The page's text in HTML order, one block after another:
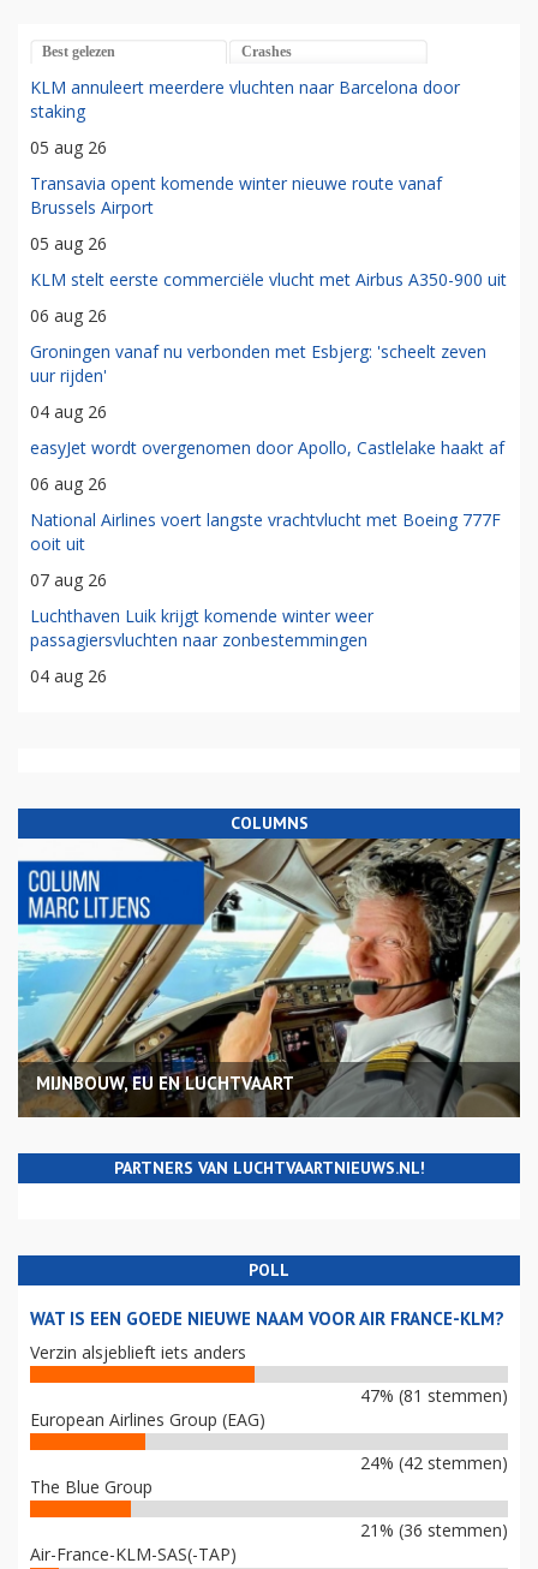
Best gelezen Crashes
KLM annuleert meerdere vluchten naar Barcelona door
staking
05 aug 26
Transavia opent komende winter nieuwe route vanaf
Brussels Airport
05 aug 26
KLM stelt eerste commerciële vlucht met Airbus A350-900 uit
06 aug 26
Groningen vanaf nu verbonden met Esbjerg: 'scheelt zeven
uur rijden'
04 aug 26
easyJet wordt overgenomen door Apollo, Castlelake haakt af
06 aug 26
National Airlines voert langste vrachtvlucht met Boeing 777F
ooit uit
07 aug 26
Luchthaven Luik krijgt komende winter weer
passagiersvluchten naar zonbestemmingen
04 aug 26
COLUMNS
MIJNBOUW, EU EN LUCHTVAART
PARTNERS VAN LUCHTVAARTNIEUWS.NL!
POLL
WAT IS EEN GOEDE NIEUWE NAAM VOOR AIR FRANCE-KLM?
Verzin alsjeblieft iets anders
47% (81 stemmen)
European Airlines Group (EAG)
24% (42 stemmen)
The Blue Group
21% (36 stemmen)
Air-France-KLM-SAS(-TAP)